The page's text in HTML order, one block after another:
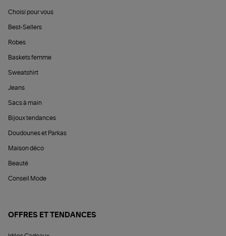
Choisi pour vous
Best-Sellers
Robes
Baskets femme
Sweatshirt
Jeans
Sacs à main
Bijoux tendances
Doudounes et Parkas
Maison déco
Beauté
Conseil Mode
OFFRES ET TENDANCES